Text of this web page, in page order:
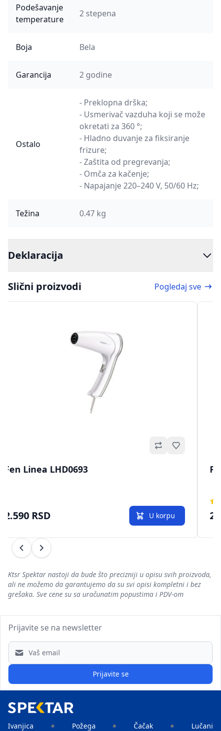
Podešavanje
temperature
2 stepena
Boja Bela
Garancija 2 godine
Ostalo
- Preklopna drška;
- Usmerivač vazduha koji se može
okretati za 360 °;
- Hladno duvanje za fiksiranje
frizure;
- Zaštita od pregrevanja;
- Omča za kačenje;
- Napajanje 220–240 V, 50/60 Hz;
Težina 0.47 kg
Deklaracija
Slični proizvodi Pogledaj sve
Omiljeno
Fen Linea LHD0693
2.590 RSD U korpu
Prethodni
Sledeći
Ktsr Spektar nastoji da bude što precizniji u opisu svih proizvoda,
ali ne možemo da garantujemo da su svi opisi kompletni i bez
grešaka. Sve cene su sa uračunatim popustima i PDV-om
Prijavite se na newsletter
Email address
Prijavite se
Ivanjica Požega Čačak Lučani